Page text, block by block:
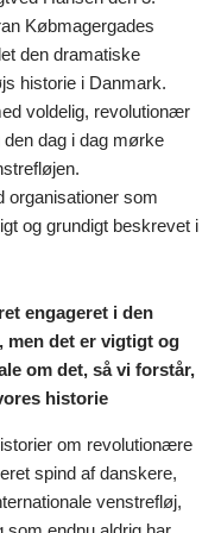
Købmagergades
den dramatiske
historie i Danmark.
voldelig, revolutionær
dag i dag mørke
organisationer som
og grundigt beskrevet i
engageret i den
men det er vigtigt og
om det, så vi forstår,
historie
om revolutionære
spind af danskere,
venstrefløj,